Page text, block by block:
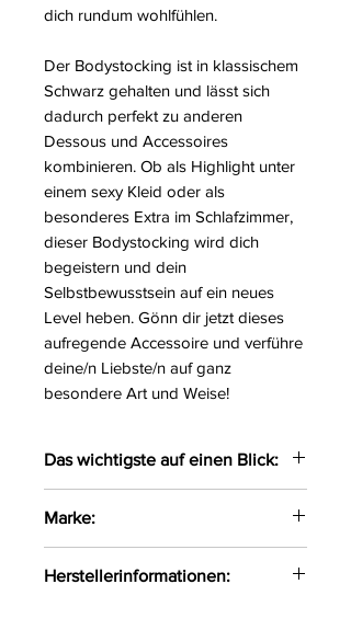
dich rundum wohlfühlen.
Der Bodystocking ist in klassischem
Schwarz gehalten und lässt sich
dadurch perfekt zu anderen
Dessous und Accessoires
kombinieren. Ob als Highlight unter
einem sexy Kleid oder als
besonderes Extra im Schlafzimmer,
dieser Bodystocking wird dich
begeistern und dein
Selbstbewusstsein auf ein neues
Level heben. Gönn dir jetzt dieses
aufregende Accessoire und verführe
deine/n Liebste/n auf ganz
besondere Art und Weise!
Das wichtigste auf einen Blick:
in Strapsoptik
Das elastische Material passt
sich optimal an und setzt die
Marke:
Herstellerinformationen: